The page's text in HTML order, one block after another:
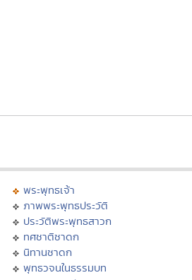
พระพุทธเจ้า
ภาพพระพุทธประวัติ
ประวัติพระพุทธสาวก
ทศชาติชาดก
นิทานชาดก
พุทธวจนในธรรมบท